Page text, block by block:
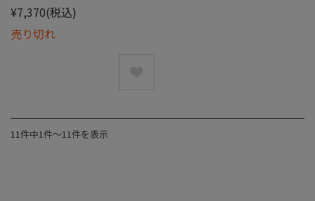
¥7,370(税込)
売り切れ
11件中1件〜11件を表示